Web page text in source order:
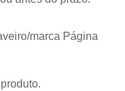
marca Página